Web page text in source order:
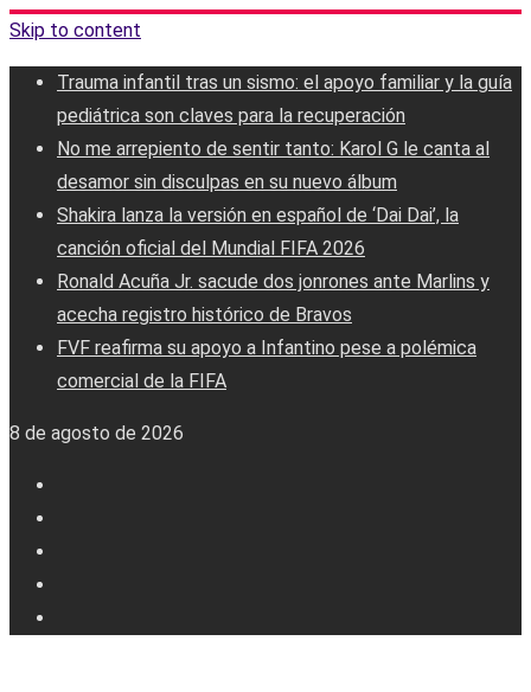
Skip to content
Trauma infantil tras un sismo: el apoyo familiar y la guía
pediátrica son claves para la recuperación
No me arrepiento de sentir tanto: Karol G le canta al
desamor sin disculpas en su nuevo álbum
Shakira lanza la versión en español de ‘Dai Dai’, la
canción oficial del Mundial FIFA 2026
Ronald Acuña Jr. sacude dos jonrones ante Marlins y
acecha registro histórico de Bravos
FVF reafirma su apoyo a Infantino pese a polémica
comercial de la FIFA
8 de agosto de 2026